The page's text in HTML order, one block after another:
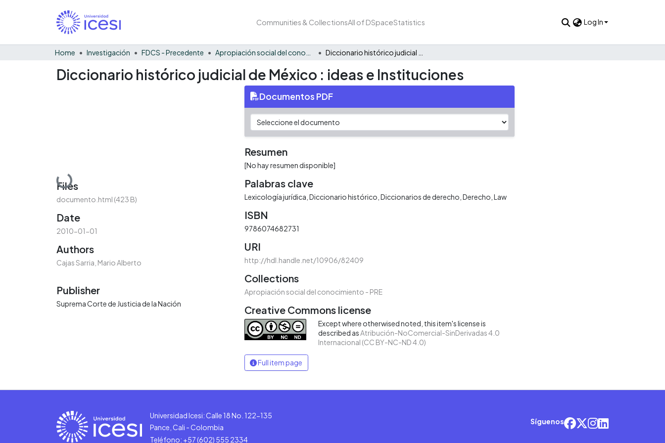
Communities & CollectionsAll of DSpaceStatistics Log In
Home Investigación FDCS - Precedente
Diccionario histórico judicial de México : ideas e Instituciones
Loading...
Files
documento.html (423 B)
Date
2010-01-01
Authors
Cajas Sarria, Mario Alberto
Publisher
Suprema Corte de Justicia de la Nación
Documentos PDF
Resumen
[No hay resumen disponible]
Palabras clave
Lexicología jurídica Diccionario histórico Diccionarios de derecho Derecho Law
ISBN
9786074682731
URI
http://hdl.handle.net/10906/82409
Collections
Apropiación social del conocimiento - PRE
Creative Commons license
Except where otherwised noted, this item's license is
described as Atribución-NoComercial-SinDerivadas 4.0
Internacional (CC BY-NC-ND 4.0)
Full item page
Universidad Icesi: Calle 18 No. 122-135
Pance, Cali - Colombia
Teléfono: +57 (602) 555 2334
Síguenos